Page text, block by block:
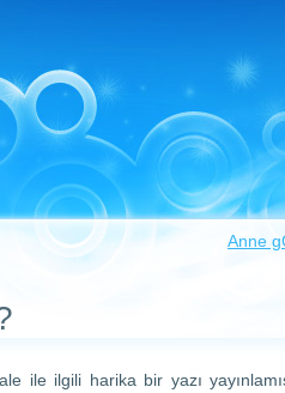
Anne
ile ilgili harika bir yazı